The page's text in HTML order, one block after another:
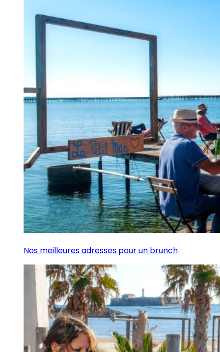
Nos meilleures adresses pour un brunch